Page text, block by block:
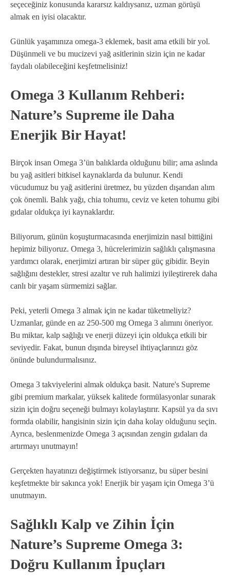
seçeceğiniz konusunda kararsız kaldıysanız, uzman görüşü
almak en iyisi olacaktır.
Günlük yaşamınıza omega-3 eklemek, basit ama etkili bir yol.
Düşünmeli ve bu mucizevi yağ asitlerinin sizin için ne kadar
faydalı olabileceğini keşfetmelisiniz!
Omega 3 Kullanım Rehberi:
Nature’s Supreme ile Daha
Enerjik Bir Hayat!
Birçok insan Omega 3’ün balıklarda olduğunu bilir; ama aslında
bu yağ asitleri bitkisel kaynaklarda da bulunur. Kendi
vücudumuz bu yağ asitlerini üretmez, bu yüzden dışarıdan alım
çok önemli. Balık yağı, chia tohumu, ceviz ve keten tohumu gibi
gıdalar oldukça iyi kaynaklardır.
Biliyorum, günün koşuşturmacasında enerjimizin nasıl bittiğini
hepimiz biliyoruz. Omega 3, hücrelerimizin sağlıklı çalışmasına
yardımcı olarak, enerjimizi artıran bir süper güç gibidir. Beyin
sağlığını destekler, stresi azaltır ve ruh halimizi iyileştirerek daha
canlı bir yaşam sürmemizi sağlar.
Peki, yeterli Omega 3 almak için ne kadar tüketmeliyiz?
Uzmanlar, günde en az 250-500 mg Omega 3 alımını öneriyor.
Bu miktar, kalp sağlığı ve enerji düzeyi için oldukça etkili bir
seviyedir. Fakat, bunun dışında bireysel ihtiyaçlarınızı göz
önünde bulundurmalısınız.
Omega 3 takviyelerini almak oldukça basit. Nature's Supreme
gibi premium markalar, yüksek kalitede formülasyonlar sunarak
sizin için doğru seçeneği bulmayı kolaylaştırır. Kapsül ya da sıvı
formda olabilir, hangisinin sizin için daha kolay olduğunu seçin.
Ayrıca, beslenmenizde Omega 3 açısından zengin gıdaları da
artırmayı unutmayın!
Gerçekten hayatınızı değiştirmek istiyorsanız, bu süper besini
keşfetmekte bir sakınca yok! Enerjik bir yaşam için Omega 3’ü
unutmayın.
Sağlıklı Kalp ve Zihin İçin
Nature’s Supreme Omega 3:
Doğru Kullanım İpuçları